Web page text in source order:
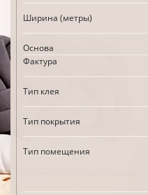
Ширина (метры)
Основа
Фактура
Тип клея
Тип покрытия
Тип помещения